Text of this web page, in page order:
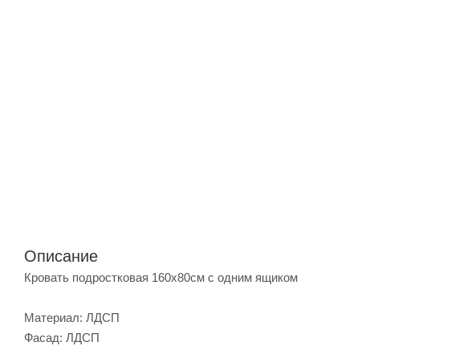
Описание
Кровать подростковая 160х80см с одним ящиком
Материал: ЛДСП
Фасад: ЛДСП